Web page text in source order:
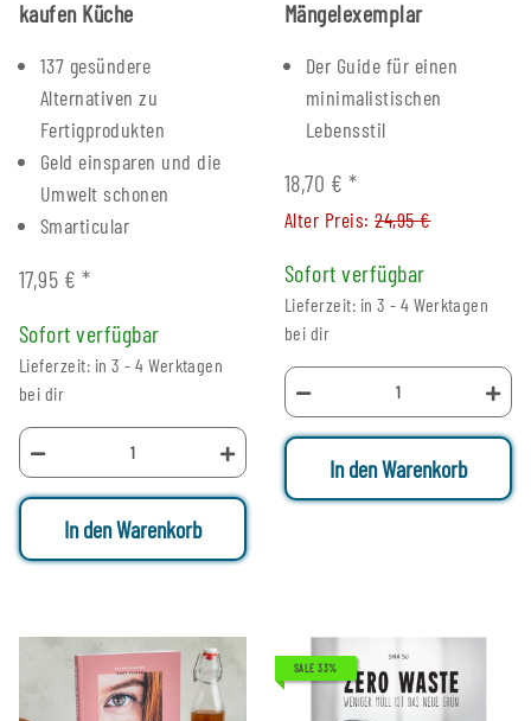
kaufen Küche
137 gesündere
Alternativen zu
Fertigprodukten
Geld einsparen und die
Umwelt schonen
Smarticular
17,95 € *
Sofort verfügbar
Lieferzeit: in 3 - 4 Werktagen
bei dir
In den Warenkorb
Mängelexemplar
Der Guide für einen
minimalistischen
Lebensstil
18,70 € *
Alter Preis:24,95 €
Sofort verfügbar
Lieferzeit: in 3 - 4 Werktagen
bei dir
In den Warenkorb
SALE 33%